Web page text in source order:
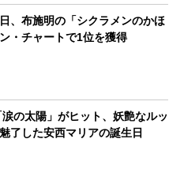
、布施明の「シクラメンのかほ
・チャートで1位を獲得
の太陽」がヒット、妖艶なルッ
了した安西マリアの誕生日